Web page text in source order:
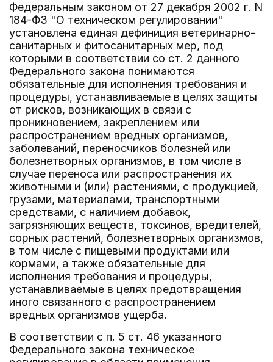
Федеральным законом от 27 декабря 2002 г. N
184-ФЗ "О техническом регулировании"
установлена единая дефиниция ветеринарно-
санитарных и фитосанитарных мер, под
которыми в соответствии со ст. 2 данного
Федерального закона понимаются
обязательные для исполнения требования и
процедуры, устанавливаемые в целях защиты
от рисков, возникающих в связи с
проникновением, закреплением или
распространением вредных организмов,
заболеваний, переносчиков болезней или
болезнетворных организмов, в том числе в
случае переноса или распространения их
животными и (или) растениями, с продукцией,
грузами, материалами, транспортными
средствами, с наличием добавок,
загрязняющих веществ, токсинов, вредителей,
сорных растений, болезнетворных организмов,
в том числе с пищевыми продуктами или
кормами, а также обязательные для
исполнения требования и процедуры,
устанавливаемые в целях предотвращения
иного связанного с распространением
вредных организмов ущерба.
В соответствии с п. 5 ст. 46 указанного
Федерального закона техническое